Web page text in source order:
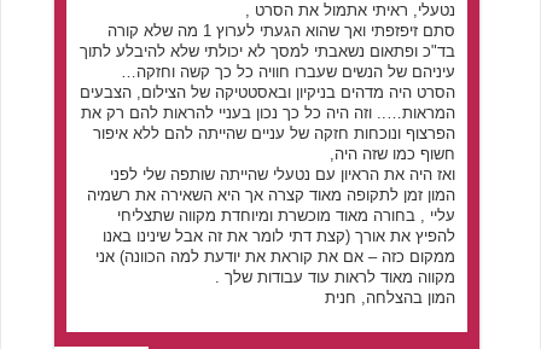
נטעלי, ראיתי אתמול את הסרט ,
סתם זיפזפתי ואך שהוא הגעתי לערוץ 1 מה שלא קורה
בד"כ ופתאום נשאבתי למסך לא יכולתי שלא להיבלע לתוך
עיניהם של הנשים שעברו חוויה כל כך קשה וחזקה…
הסרט היה מדהים בניקיון ובאסטטיקה של הצילום, הצבעים
המראות….. וזה היה כל כך נכון בעניי להראות להם רק את
הפרצוף ונוכחות חזקה של עניים שהייתה להם ללא איפור
חשוף כמו שזה היה,
ואז היה את הראיון עם נטעלי שהייתה שותפה שלי לפני
המון זמן לתקופה מאוד קצרה אך היא השאירה את רשמיה
עליי , בחורה מאוד מוכשרת ומיוחדת מקווה שתצליחי
להפיץ את אורך (קצת דתי לומר את זה אבל שינינו באנו
ממקום כזה – אם את קוראת את יודעת למה הכוונה) אני
מקווה מאוד לראות עוד עבודות שלך .
המון בהצלחה, חנית